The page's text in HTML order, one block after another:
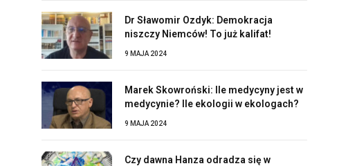
Dr Sławomir Ozdyk: Demokracja
niszczy Niemców! To już kalifat!
9 MAJA 2024
Marek Skowroński: Ile medycyny jest w
medycynie? Ile ekologii w ekologach?
9 MAJA 2024
Czy dawna Hanza odradza się w